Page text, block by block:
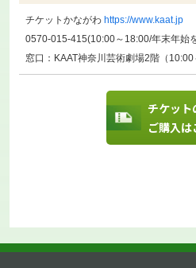
チケット
ご購入は
チケットかながわ https://www.kaat.jp
0570-015-415(10:00～18:00/年末年始
窓口：KAAT神奈川芸術劇場2階（10:00